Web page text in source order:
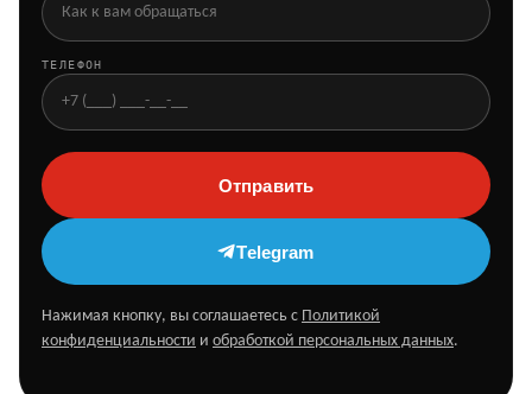
ТЕЛЕФОН
Отправить
Telegram
Нажимая кнопку, вы соглашаетесь с Политикой
конфиденциальности и обработкой персональных данных.